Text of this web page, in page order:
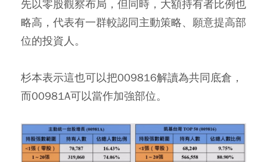
先以零股觀察布局，但同時，大額持有者比例也
略高，代表有一群較認同主動策略、願意提高部
位的投資人。
杉本表示這也可以把009816解讀為共同底倉，
而00981A可以當作加強部位。